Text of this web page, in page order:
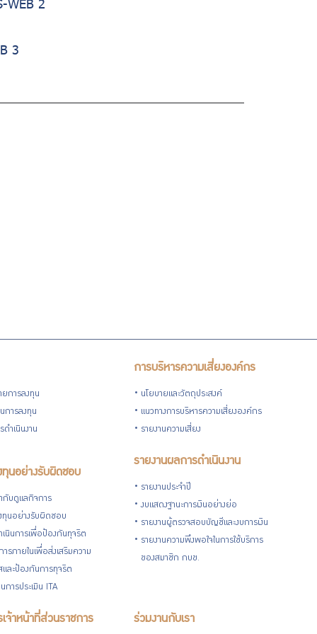
WEB 2
3
ยการลงทุน
การลงทุน
ดำเนินงาน
ทุนอย่างรับผิดชอบ
กับดูแลกิจการ
ทุนอย่างรับผิดชอบ
เนินการเพื่อป้องกันทุจริต
ารภายในเพื่อส่งเสริมความ
สและป้องกันการทุจริต
การประเมิน ITA
การบริหารความเสี่ยงองค์กร
นโยบายและวัตถุประสงค์
แนวทางการบริหารความเสี่ยงองค์กร
รายงานความเสี่ยง
รายงานผลการดำเนินงาน
รายงานประจำปี
งบแสดงฐานะการเงินอย่างย่อ
รายงานผู้ตรวจสอบบัญชีและงบการเงิน
รายงานความพึงพอใจในการใช้บริการ
ของสมาชิก กบข.
จ้าหน้าที่ส่วนราชการ ร่วมงานกับเรา